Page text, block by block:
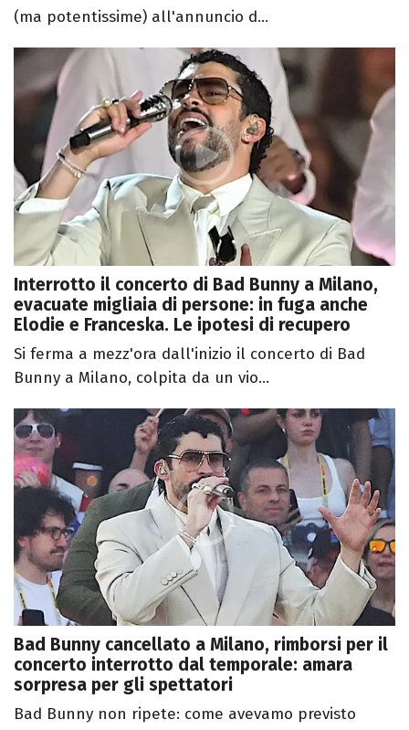
(ma potentissime) all'annuncio d...
Interrotto il concerto di Bad Bunny a Milano,
evacuate migliaia di persone: in fuga anche
Elodie e Franceska. Le ipotesi di recupero
Si ferma a mezz'ora dall'inizio il concerto di Bad
Bunny a Milano, colpita da un vio...
Bad Bunny cancellato a Milano, rimborsi per il
concerto interrotto dal temporale: amara
sorpresa per gli spettatori
Bad Bunny non ripete: come avevamo previsto